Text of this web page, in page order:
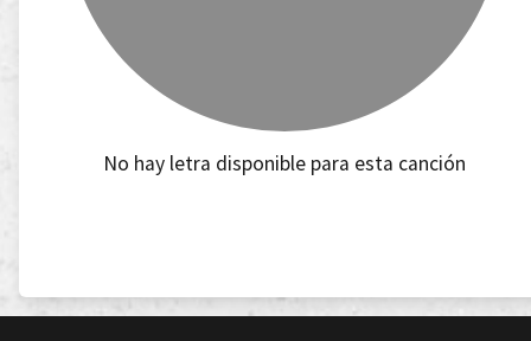
No hay letra disponible para esta canción